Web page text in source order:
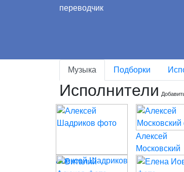
Музыка Подборки
Исполнители
Алексей Шадриков
Алексей
Московский